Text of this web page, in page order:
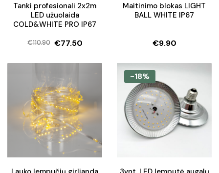
Tanki profesionali 2x2m
LED užuolaida
COLD&WHITE PRO IP67
€110.90
Original
price
€110.90.
€77.50
Current
price
€77.50.
Maitinimo blokas LIGHT
BALL WHITE IP67
€9.90
-18%